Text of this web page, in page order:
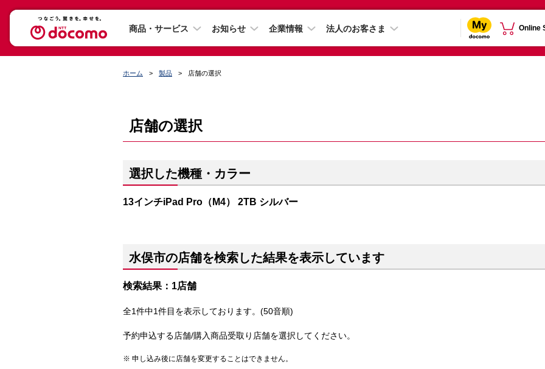
商品・サービス お知らせ 企業情報 法人のお客さま Online
ホーム 製品 店舗の選択
店舗の選択
選択した機種・カラー
13インチiPad Pro（M4） 2TB シルバー
水俣市の店舗を検索した結果を表示しています
検索結果：1店舗
全1件中1件目を表示しております。(50音順)
予約申込する店舗/購入商品受取り店舗を選択してください。
申し込み後に店舗を変更することはできません。